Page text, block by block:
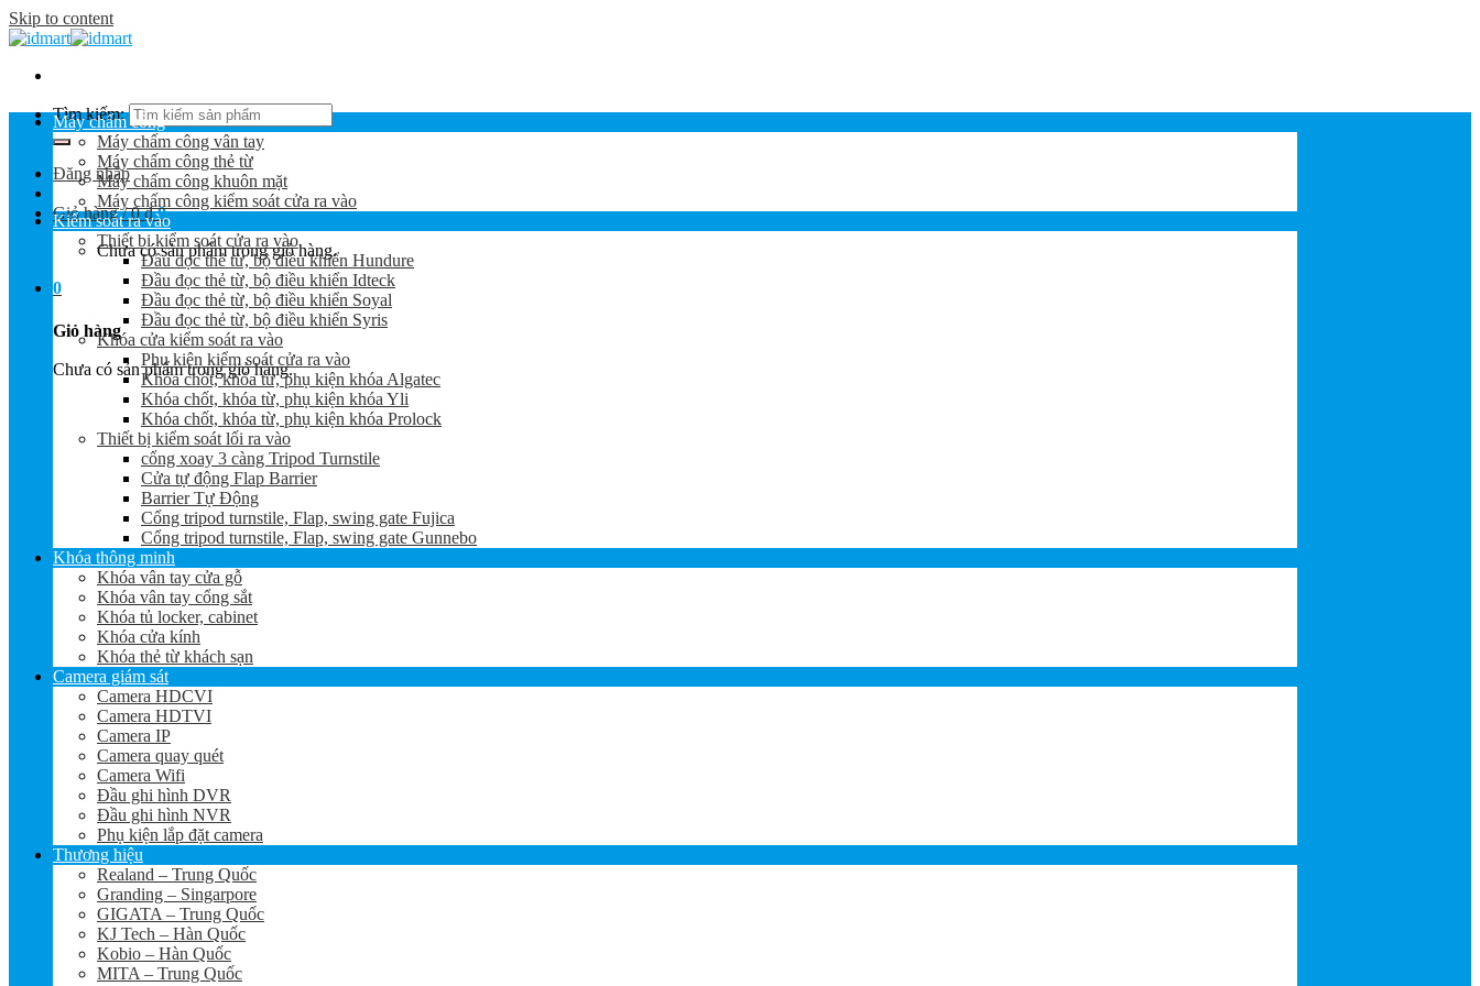
Skip to content
Tìm kiếm:
Đăng nhập
Giỏ hàng /0₫ 0
Chưa có sản phẩm trong giỏ hàng.
0
Giỏ hàng
Chưa có sản phẩm trong giỏ hàng.
Máy chấm công
Máy chấm công vân tay
Máy chấm công thẻ từ
Máy chấm công khuôn mặt
Máy chấm công kiểm soát cửa ra vào
Kiểm soát ra vào
Thiết bị kiểm soát cửa ra vào
Đầu đọc thẻ từ, bộ điều khiển Hundure
Đầu đọc thẻ từ, bộ điều khiển Idteck
Đầu đọc thẻ từ, bộ điều khiển Soyal
Đầu đọc thẻ từ, bộ điều khiển Syris
Khóa cửa kiểm soát ra vào
Phụ kiện kiểm soát cửa ra vào
Khóa chốt, khóa từ, phụ kiện khóa Algatec
Khóa chốt, khóa từ, phụ kiện khóa Yli
Khóa chốt, khóa từ, phụ kiện khóa Prolock
Thiết bị kiểm soát lối ra vào
cổng xoay 3 càng Tripod Turnstile
Cửa tự động Flap Barrier
Barrier Tự Động
Cổng tripod turnstile, Flap, swing gate Fujica
Cổng tripod turnstile, Flap, swing gate Gunnebo
Khóa thông minh
Khóa vân tay cửa gỗ
Khóa vân tay cổng sắt
Khóa tủ locker, cabinet
Khóa cửa kính
Khóa thẻ từ khách sạn
Camera giám sát
Camera HDCVI
Camera HDTVI
Camera IP
Camera quay quét
Camera Wifi
Đầu ghi hình DVR
Đầu ghi hình NVR
Phụ kiện lắp đặt camera
Thương hiệu
Realand – Trung Quốc
Granding – Singarpore
GIGATA – Trung Quốc
KJ Tech – Hàn Quốc
Kobio – Hàn Quốc
MITA – Trung Quốc